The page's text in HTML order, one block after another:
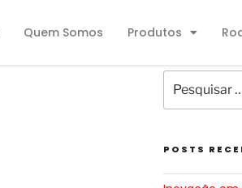
Quem Somos Produtos
POSTS